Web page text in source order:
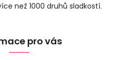
než 1000 druhů sladkostí.
pro vás